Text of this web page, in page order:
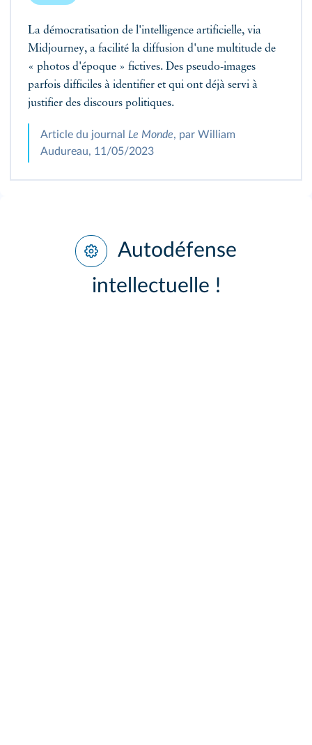
La démocratisation de l'intelligence artificielle, via
Midjourney, a facilité la diffusion d'une multitude de
« photos d'époque » fictives. Des pseudo-images
parfois difficiles à identifier et qui ont déjà servi à
justifier des discours politiques.
Article du journal Le Monde, par William
Audureau, 11/05/2023
Autodéfense
intellectuelle !